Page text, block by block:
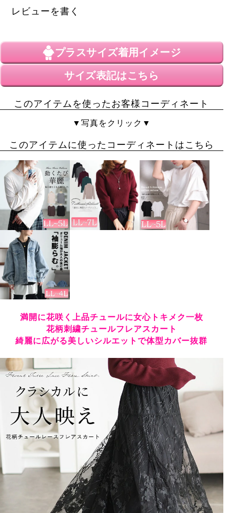
レビューを書く
プラスサイズ着用イメージ
サイズ表記はこちら
このアイテムを使ったお客様コーディネート
▼写真をクリック▼
このアイテムに使ったコーディネートはこちら
満開に花咲く上品チュールに女心トキメク一枚
花柄刺繍チュールフレアスカート
綺麗に広がる美しいシルエットで体型カバー抜群